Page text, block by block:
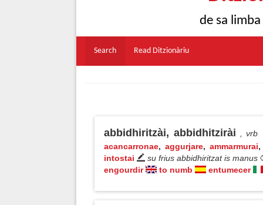
de sa
Search Read Ditzionàriu
abbidhiritzài, abbidhitzirài
, vrb
acancarronae, aggurjare, ammarmurai
intostai
su frius abbidhiritzat is manus
engourdir
to numb entumecer